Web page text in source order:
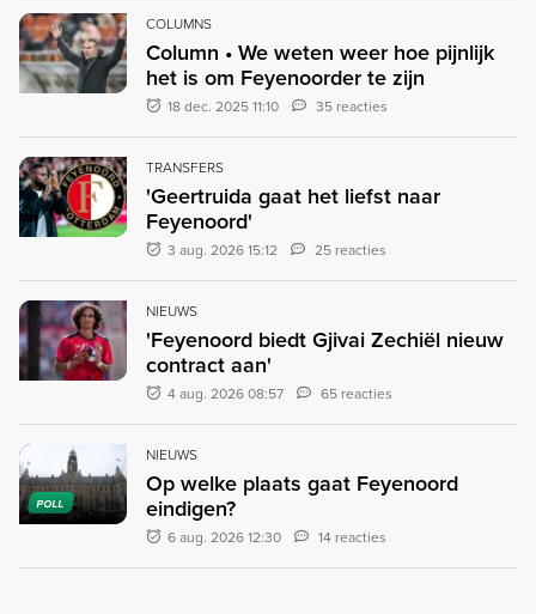
COLUMNS
Column • We weten weer hoe pijnlijk
het is om Feyenoorder te zijn
18 dec. 2025 11:10 35 reacties
TRANSFERS
'Geertruida gaat het liefst naar
Feyenoord'
3 aug. 2026 15:12 25 reacties
NIEUWS
'Feyenoord biedt Gjivai Zechiël nieuw
contract aan'
4 aug. 2026 08:57 65 reacties
POLL
NIEUWS
Op welke plaats gaat Feyenoord
eindigen?
6 aug. 2026 12:30 14 reacties